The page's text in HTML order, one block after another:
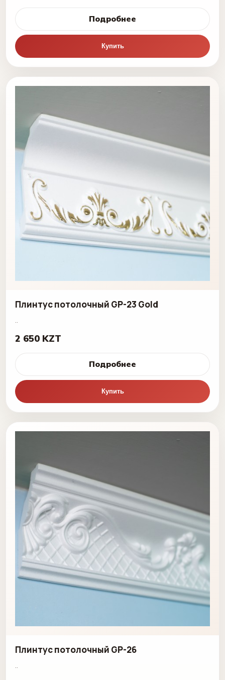
Подробнее
Купить
Плинтус потолочный GP-23 Gold
..
2 650 KZT
Подробнее
Купить
Плинтус потолочный GP-26
..